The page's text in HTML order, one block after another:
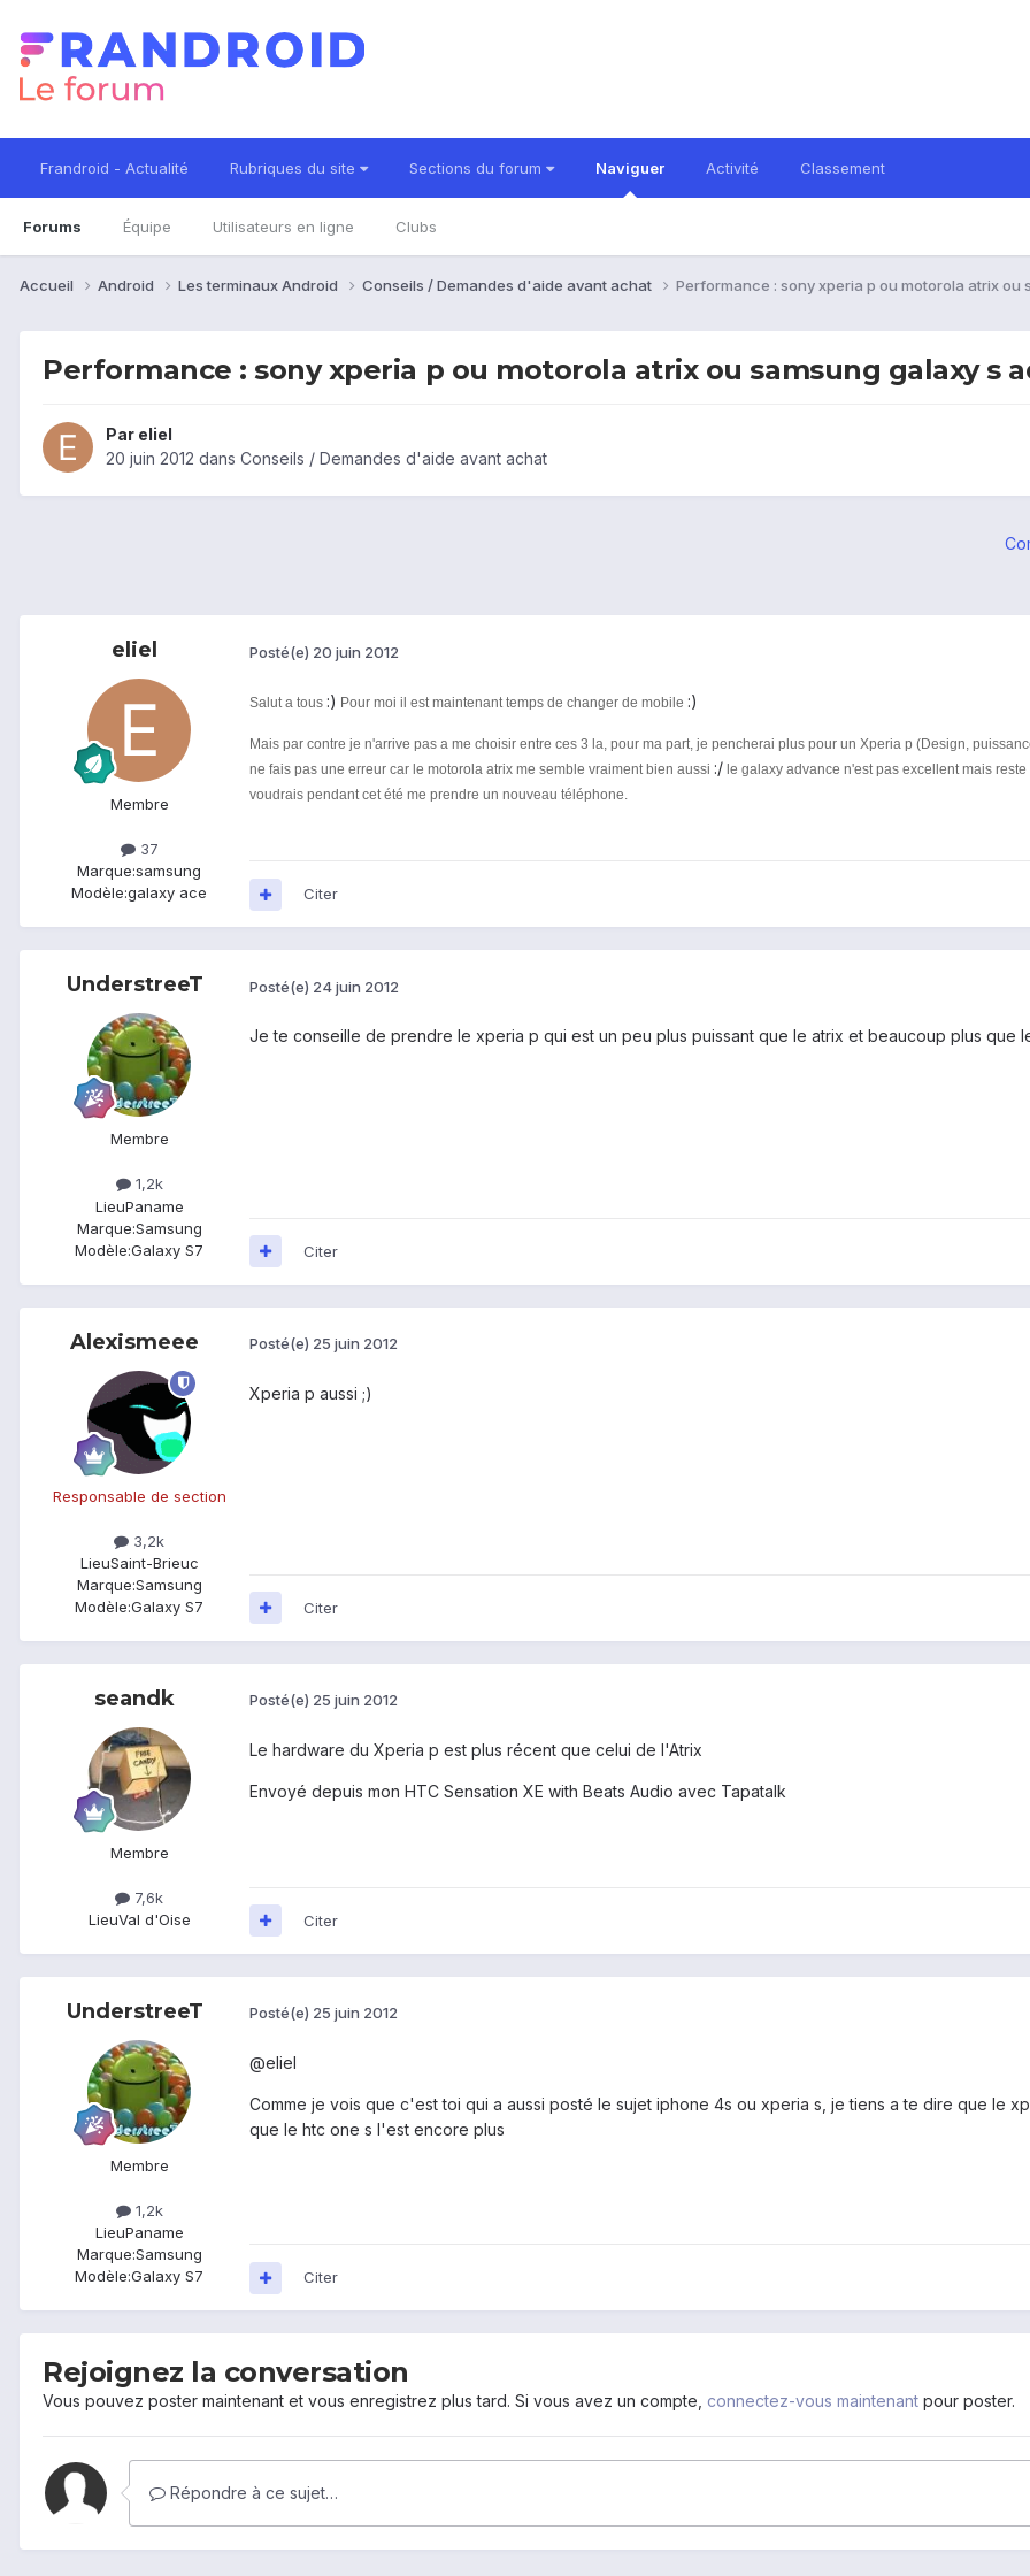
Frandroid - Actualité Rubriques du site Sections du forum Naviguer
Forums Équipe Utilisateurs en ligne Clubs
Activité Classement
Accueil Android Les terminaux Android Conseils / Demandes d'aide avant achat Performance : sony xperia p ou motorola atrix ou
Performance : sony xperia p ou motorola atrix ou samsung galaxy s
Par eliel
20 juin 2012 dans Conseils / Demandes d'aide avant achat
eliel
Membre
37
Marque:samsung
Modèle:galaxy ace
Posté(e) 20 juin 2012
Salut a tous :) Pour moi il est maintenant temps de changer de mobile :)
Mais par contre je n'arrive pas a me choisir entre ces 3 la, pour ma part, je pencherai plus pour un Xperia p (Design,
ne fais pas une erreur car le motorola atrix me semble vraiment bien aussi :/ le galaxy advance n'est pas excellent mais
voudrais pendant cet été me prendre un nouveau téléphone.
Citer
UnderstreeT
Membre
1,2k
LieuPaname
Marque:Samsung
Modèle:Galaxy S7
Posté(e) 24 juin 2012
Je te conseille de prendre le xperia p qui est un peu plus puissant que le atrix et beaucoup plus que
Citer
Alexismeee
Responsable de section
3,2k
LieuSaint-Brieuc
Marque:Samsung
Modèle:Galaxy S7
Posté(e) 25 juin 2012
Xperia p aussi ;)
Citer
seandk
Membre
7,6k
LieuVal d'Oise
Posté(e) 25 juin 2012
Le hardware du Xperia p est plus récent que celui de l'Atrix
Envoyé depuis mon HTC Sensation XE with Beats Audio avec Tapatalk
Citer
UnderstreeT
Membre
1,2k
LieuPaname
Marque:Samsung
Modèle:Galaxy S7
Posté(e) 25 juin 2012
@eliel
Comme je vois que c'est toi qui a aussi posté le sujet iphone 4s ou xperia s, je tiens a te dire que le
que le htc one s l'est encore plus
Citer
Rejoignez la conversation
Vous pouvez poster maintenant et vous enregistrez plus tard. Si vous avez un compte, connectez-vous maintenant pour poster.
Répondre à ce sujet…